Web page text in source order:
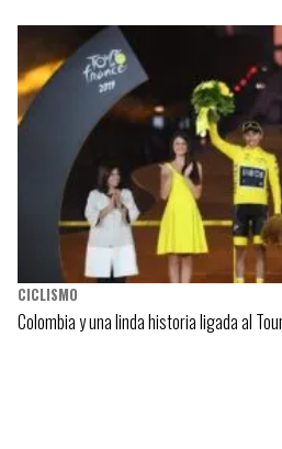
CICLISMO
Colombia y una linda historia ligada al